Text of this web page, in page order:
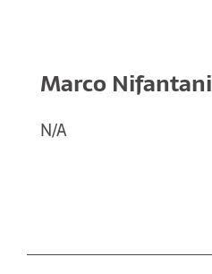
Marco Nifantani
N/A